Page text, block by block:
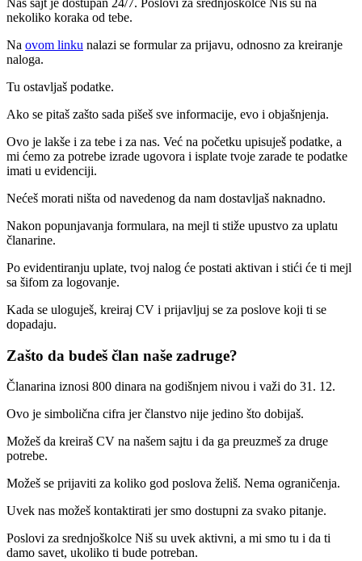
nekoliko koraka od tebe.
Na ovom linku nalazi se formular za prijavu, odnosno za kreiranje
naloga.
Tu ostavljaš podatke.
Ako se pitaš zašto sada pišeš sve informacije, evo i objašnjenja.
Ovo je lakše i za tebe i za nas. Već na početku upisuješ podatke, a
mi ćemo za potrebe izrade ugovora i isplate tvoje zarade te podatke
imati u evidenciji.
Nećeš morati ništa od navedenog da nam dostavljaš naknadno.
Nakon popunjavanja formulara, na mejl ti stiže upustvo za uplatu
članarine.
Po evidentiranju uplate, tvoj nalog će postati aktivan i stići će ti mejl
sa šifom za logovanje.
Kada se uloguješ, kreiraj CV i prijavljuj se za poslove koji ti se
dopadaju.
Zašto da budeš član naše zadruge?
Članarina iznosi 800 dinara na godišnjem nivou i važi do 31. 12.
Ovo je simbolična cifra jer članstvo nije jedino što dobijaš.
Možeš da kreiraš CV na našem sajtu i da ga preuzmeš za druge
potrebe.
Možeš se prijaviti za koliko god poslova želiš. Nema ograničenja.
Uvek nas možeš kontaktirati jer smo dostupni za svako pitanje.
Poslovi za srednjoškolce Niš su uvek aktivni, a mi smo tu i da ti
damo savet, ukoliko ti bude potreban.